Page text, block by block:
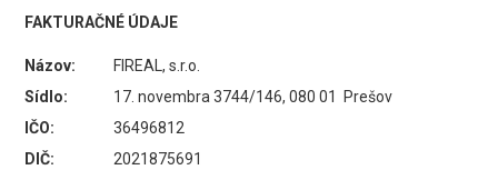
FAKTURAČNÉ ÚDAJE
Názov:
FIREAL, s.r.o.
Sídlo:
17. novembra 3744/146, 080 01 Prešov
IČO:
36496812
DIČ:
2021875691